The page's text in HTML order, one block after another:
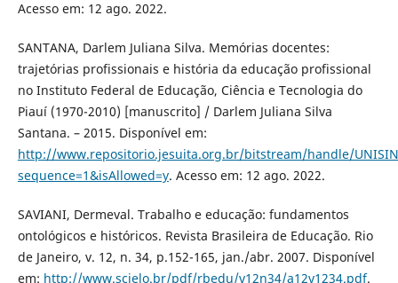
Acesso em: 12 ago. 2022.
SANTANA, Darlem Juliana Silva. Memórias docentes:
trajetórias profissionais e história da educação profissional
no Instituto Federal de Educação, Ciência e Tecnologia do
Piauí (1970-2010) [manuscrito] / Darlem Juliana Silva
Santana. – 2015. Disponível em:
http://www.repositorio.jesuita.org.br/bitstream/handle/
sequence=1&isAllowed=y. Acesso em: 12 ago. 2022.
SAVIANI, Dermeval. Trabalho e educação: fundamentos
ontológicos e históricos. Revista Brasileira de Educação. Rio
de Janeiro, v. 12, n. 34, p.152-165, jan./abr. 2007. Disponível
em: http://www.scielo.br/pdf/rbedu/v12n34/a12v1234.pdf.